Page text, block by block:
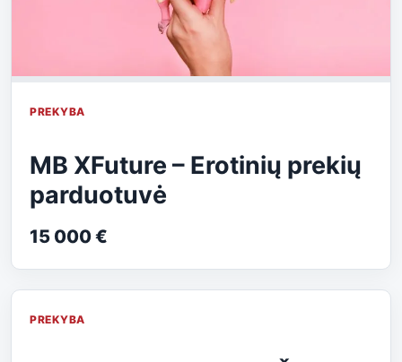
PREKYBA
MB XFuture – Erotinių prekių
parduotuvė
15 000 €
PREKYBA